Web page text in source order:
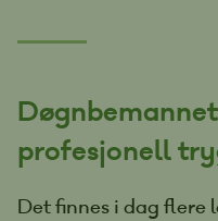
profesjonell
Det finnes i dag flere